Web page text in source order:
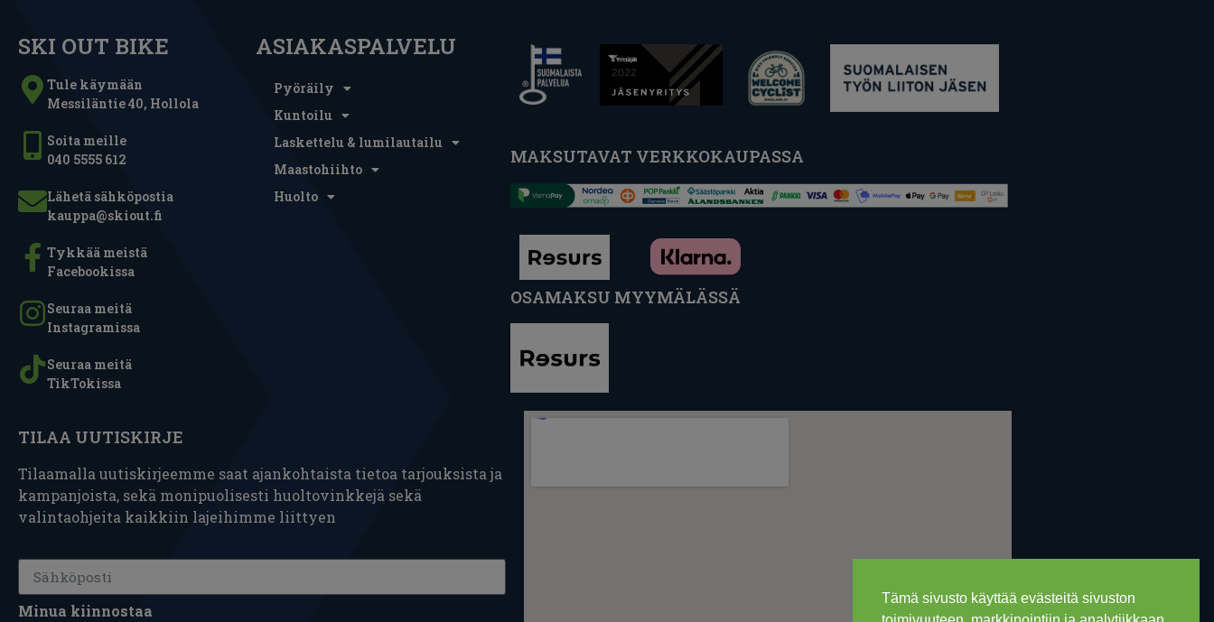
Tämä sivusto käyttää evästeitä sivuston
SKI OUT BIKE
Tule käymään
Messiläntie 40, Hollola
Soita meille
040 5555 612
Lähetä sähköpostia
kauppa@skiout.fi
Tykkää meistä
Facebookissa
Seuraa meitä
Instagramissa
Seuraa meitä
TikTokissa
ASIAKASPALVELU
Pyöräily
Kuntoilu
Laskettelu & lumilautailu
Maastohiihto
Huolto
MAKSUTAVAT VERKKOKAUPASSA
OSAMAKSU MYYMÄLÄSSÄ
TILAA UUTISKIRJE
Tilaamalla uutiskirjeemme saat ajankohtaista tietoa tarjouksista ja
kampanjoista, sekä monipuolisesti huoltovinkkejä sekä
valintaohjeita kaikkiin lajeihimme liittyen
Minua kiinnostaa